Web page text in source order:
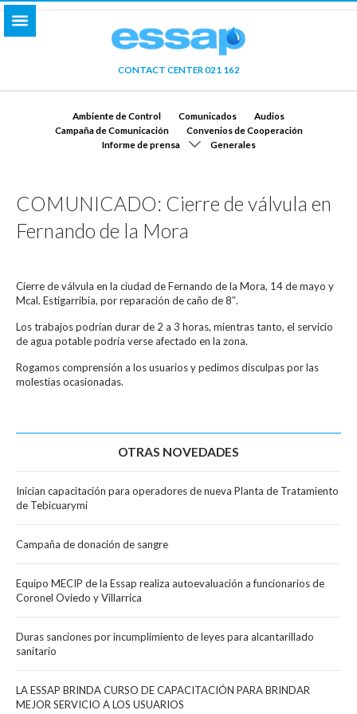
CONTACT CENTER 021 162
Ambiente de Control Comunicados
Audios
Campaña de Comunicación
Convenios de Cooperación
Informe de prensa
Generales
COMUNICADO: Cierre de válvula en
Fernando de la Mora
Cierre de válvula en la ciudad de Fernando de la Mora, 14 de mayo y
Mcal. Estigarribia, por reparación de caño de 8″.
Los trabajos podrían durar de 2 a 3 horas, mientras tanto, el servicio
de agua potable podría verse afectado en la zona.
Rogamos comprensión a los usuarios y pedimos disculpas por las
molestias ocasionadas.
OTRAS NOVEDADES
Inician capacitación para operadores de nueva Planta de Tratamiento
de Tebicuarymi
Campaña de donación de sangre
Equipo MECIP de la Essap realiza autoevaluación a funcionarios de
Coronel Oviedo y Villarrica
Duras sanciones por incumplimiento de leyes para alcantarillado
sanitario
LA ESSAP BRINDA CURSO DE CAPACITACIÓN PARA BRINDAR
MEJOR SERVICIO A LOS USUARIOS